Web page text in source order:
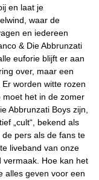
en laat je
waar de
en iedereen
& Die Abbrunzati
euforie blijft er aan
over, maar een
worden witte rozen
het in de zomer
Abbrunzati Boys zijn,
„cult“, bekend als
pers als de fans te
liveband van onze
vermaak. Hoe kan het
alles geven voor een